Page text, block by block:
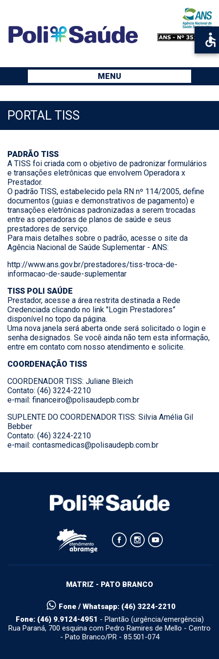
MENU
PORTAL TISS
PADRÃO TISS
A TISS foi criada com o objetivo de padronizar formulários
e transações eletrônicas que envolvem Operadora x
Prestador.
O padrão TISS, estabelecido pela RN nº 114/2005, define
documentos (guias e demonstrativos de pagamento) e
transações eletrônicas padronizadas a serem trocadas
entre as operadoras de planos de saúde e seus
prestadores de serviço.
Para mais detalhes sobre o padrão, acesse o site da
Agência Nacional de Saúde Suplementar - ANS:
http://www.ans.gov.br/prestadores/tiss-troca-de-
informacao-de-saude-suplementar
TISS POLI SAÚDE
Prestador, acesse a área restrita destinada a Rede
Credenciada clicando no link "Login Prestadores”
disponível no topo da página.
Uma nova janela será aberta onde será solicitado o login e
senha designados. Se você ainda não tem esta informação,
entre em contato com nosso atendimento e solicite.
COORDENAÇÃO TISS
COORDENADOR TISS: Juliane Bleich
Contato: (46) 3224-2210
e-mail: financeiro@polisaudepb.com.br
SUPLENTE DO COORDENADOR TISS: Silvia Amélia Gil
Bebber
Contato: (46) 3224-2210
e-mail: contasmedicas@polisaudepb.com.br
MATRIZ - PATO BRANCO
Fone / Whatsapp: (46) 3224-2210
Fone: (46) 9.9124-4951 - Plantão (urgência/emergência)
Rua Paraná, 700 esquina com Pedro Ramires de Mello - Centro
- Pato Branco/PR - 85.501-074